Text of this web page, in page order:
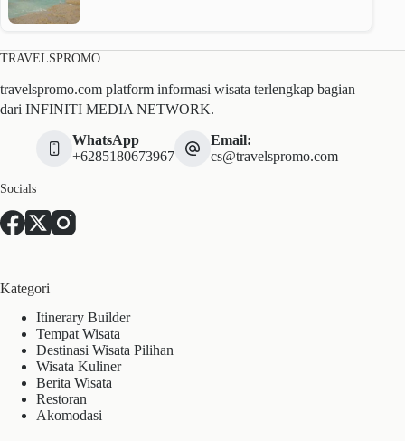
TRAVELSPROMO
travelspromo.com platform informasi wisata terlengkap bagian
dari INFINITI MEDIA NETWORK.
WhatsApp
+6285180673967
Email:
cs@travelspromo.com
Socials
Kategori
Itinerary Builder
Tempat Wisata
Destinasi Wisata Pilihan
Wisata Kuliner
Berita Wisata
Restoran
Akomodasi